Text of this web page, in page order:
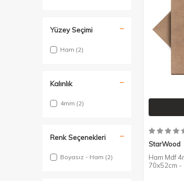
Yüzey Seçimi
Ham (2)
Kalınlık
4mm (2)
Renk Seçenekleri
Boyasız - Ham (2)
StarWood
Ham Mdf
70x52cm -